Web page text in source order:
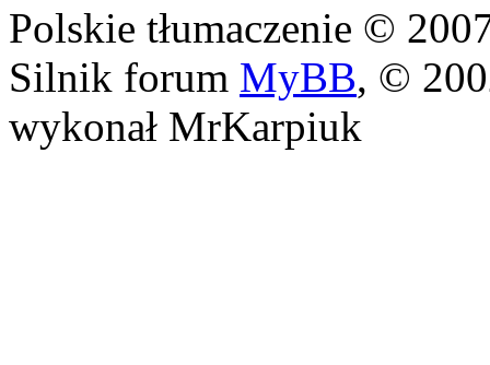
Polskie tłumaczenie ©
Silnik forum MyBB, ©
wykonał MrKarpiuk